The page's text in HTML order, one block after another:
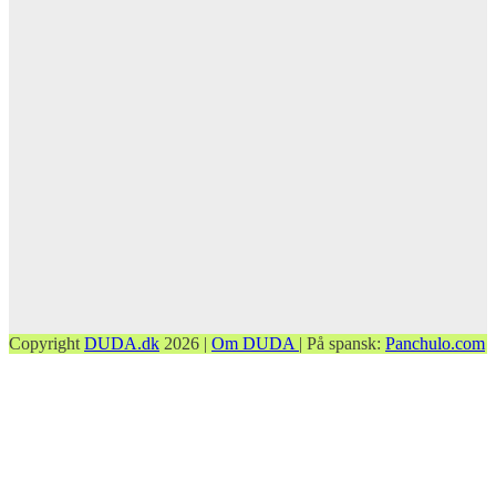
Copyright DUDA.dk 2026 | Om DUDA | På spansk: Panchulo.com